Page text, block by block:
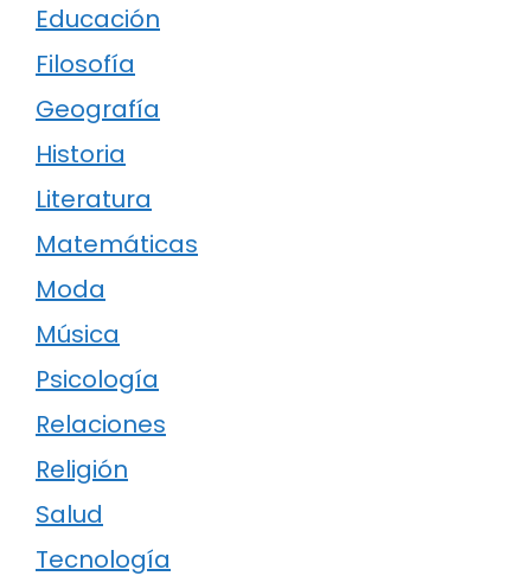
Educación
Filosofía
Geografía
Historia
Literatura
Matemáticas
Moda
Música
Psicología
Relaciones
Religión
Salud
Tecnología